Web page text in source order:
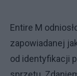
Entire M
zapowiadanej
od identyfikacji